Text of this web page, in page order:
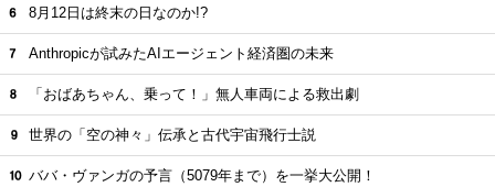
8月12日は終末の日なのか!?
Anthropicが試みたAIエージェント経済圏の未来
「おばあちゃん、乗って！」無人車両による救出劇
世界の「空の神々」伝承と古代宇宙飛行士説
ババ・ヴァンガの予言（5079年まで）を一挙大公開！